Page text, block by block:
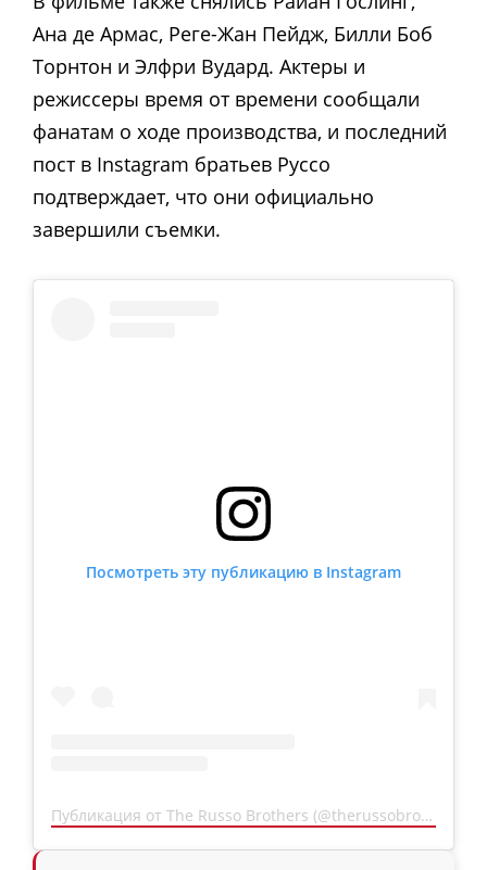
Ана де Армас, Реге-Жан Пейдж, Билли Боб
Торнтон и Элфри Вудард. Актеры и
режиссеры время от времени сообщали
фанатам о ходе производства, и последний
пост в Instagram братьев Руссо
подтверждает, что они официально
завершили съемки.
Посмотреть эту публикацию в Instagram
Публикация от The Russo Brothers (@therussobrothers)